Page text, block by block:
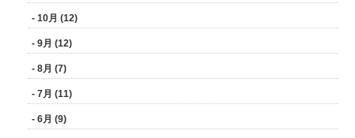
- 10月 (12)
- 9月 (12)
- 8月 (7)
- 7月 (11)
- 6月 (9)